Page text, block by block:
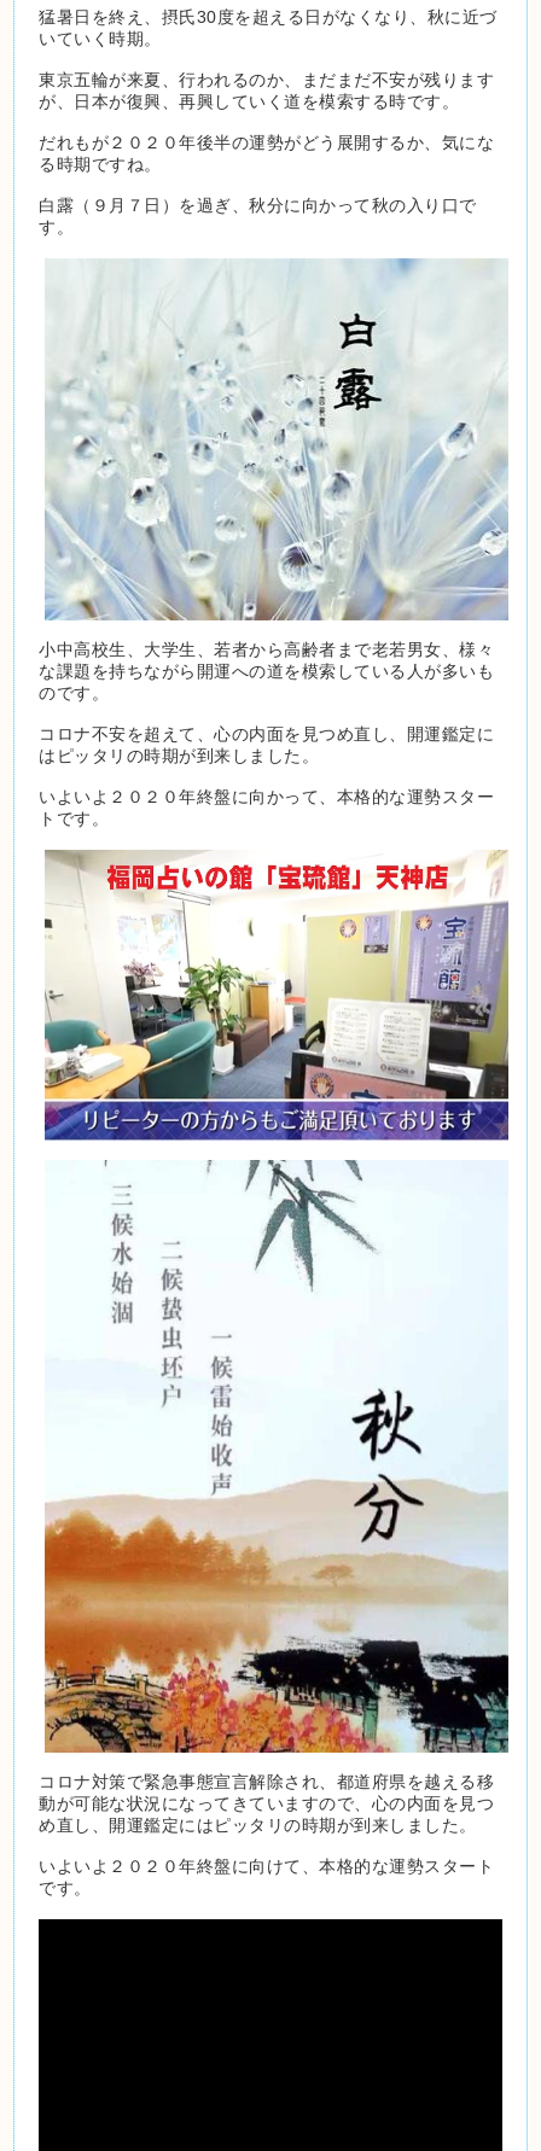
猛暑日を終え、摂氏30度を超える日がなくなり、秋に近づ
いていく時期。
東京五輪が来夏、行われるのか、まだまだ不安が残ります
が、日本が復興、再興していく道を模索する時です。
だれもが２０２０年後半の運勢がどう展開するか、気にな
る時期ですね。
白露（９月７日）を過ぎ、秋分に向かって秋の入り口で
す。
小中高校生、大学生、若者から高齢者まで老若男女、様々
な課題を持ちながら開運への道を模索している人が多いも
のです。
コロナ不安を超えて、心の内面を見つめ直し、開運鑑定に
はピッタリの時期が到来しました。
いよいよ２０２０年終盤に向かって、本格的な運勢スター
トです。
コロナ対策で緊急事態宣言解除され、都道府県を越える移
動が可能な状況になってきていますので、心の内面を見つ
め直し、開運鑑定にはピッタリの時期が到来しました。
いよいよ２０２０年終盤に向けて、本格的な運勢スタート
です。